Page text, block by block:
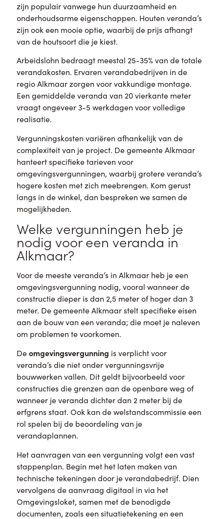
zijn populair vanwege hun duurzaamheid en
onderhoudsarme eigenschappen. Houten veranda’s
zijn ook een mooie optie, waarbij de prijs afhangt
van de houtsoort die je kiest.
Arbeidslohn bedraagt meestal 25-35% van de totale
verandakosten. Ervaren verandabedrijven in de
regio Alkmaar zorgen voor vakkundige montage.
Een gemiddelde veranda van 20 vierkante meter
vraagt ongeveer 3-5 werkdagen voor volledige
realisatie.
Vergunningskosten variëren afhankelijk van de
complexiteit van je project. De gemeente Alkmaar
hanteert specifieke tarieven voor
omgevingsvergunningen, waarbij grotere veranda’s
hogere kosten met zich meebrengen. Kom gerust
langs in de winkel, dan bespreken we samen de
mogelijkheden.
Welke vergunningen heb je
nodig voor een veranda in
Alkmaar?
Voor de meeste veranda’s in Alkmaar heb je een
omgevingsvergunning nodig, vooral wanneer de
constructie dieper is dan 2,5 meter of hoger dan 3
meter. De gemeente Alkmaar stelt specifieke eisen
aan de bouw van een veranda; die moet je naleven
om problemen te voorkomen.
Deomgevingsvergunning is verplicht voor
veranda’s die niet onder vergunningsvrije
bouwwerken vallen. Dit geldt bijvoorbeeld voor
constructies die grenzen aan de openbare weg of
wanneer je veranda dichter dan 2 meter bij de
erfgrens staat. Ook kan de welstandscommissie een
rol spelen bij de beoordeling van je
verandaplannen.
Het aanvragen van een vergunning volgt een vast
stappenplan. Begin met het laten maken van
technische tekeningen door je verandabedrijf. Dien
vervolgens de aanvraag digitaal in via het
Omgevingsloket, samen met de benodigde
documenten, zoals een situatietekening en een